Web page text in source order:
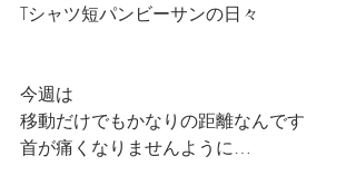
Tシャツ短パンビーサンの日々
今週は
移動だけでもかなりの距離なんです
首が痛くなりませんように…